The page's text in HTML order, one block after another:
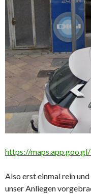
https://
Also erst einmal rein
unser Anliegen